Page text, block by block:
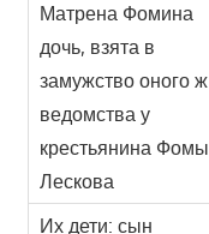
Матрена Фомина
дочь, взята в
замужство оного ж
ведомства у
крестьянина Фомы
Лескова
Их дети: сын